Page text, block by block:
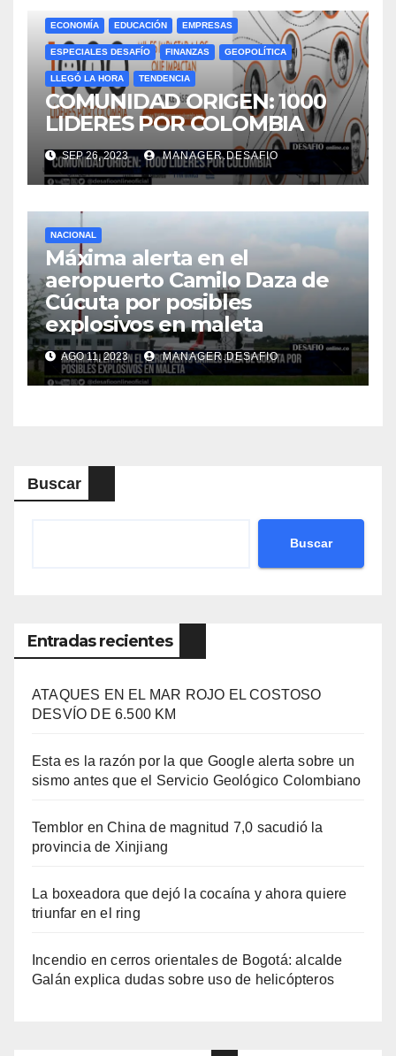
ECONOMÍA EDUCACIÓN EMPRESAS
ESPECIALES DESAFÍO FINANZAS GEOPOLÍTICA
LLEGÓ LA HORA TENDENCIA
COMUNIDAD ORIGEN: 1000
LIDERES POR COLOMBIA
SEP 26, 2023 MANAGER.DESAFIO
NACIONAL
Máxima alerta en el
aeropuerto Camilo Daza de
Cúcuta por posibles
explosivos en maleta
AGO 11, 2023 MANAGER.DESAFIO
Buscar
Buscar
Entradas recientes
ATAQUES EN EL MAR ROJO EL COSTOSO
DESVÍO DE 6.500 KM
Esta es la razón por la que Google alerta sobre un
sismo antes que el Servicio Geológico Colombiano
Temblor en China de magnitud 7,0 sacudió la
provincia de Xinjiang
La boxeadora que dejó la cocaína y ahora quiere
triunfar en el ring​
Incendio en cerros orientales de Bogotá: alcalde
Galán explica dudas sobre uso de helicópteros